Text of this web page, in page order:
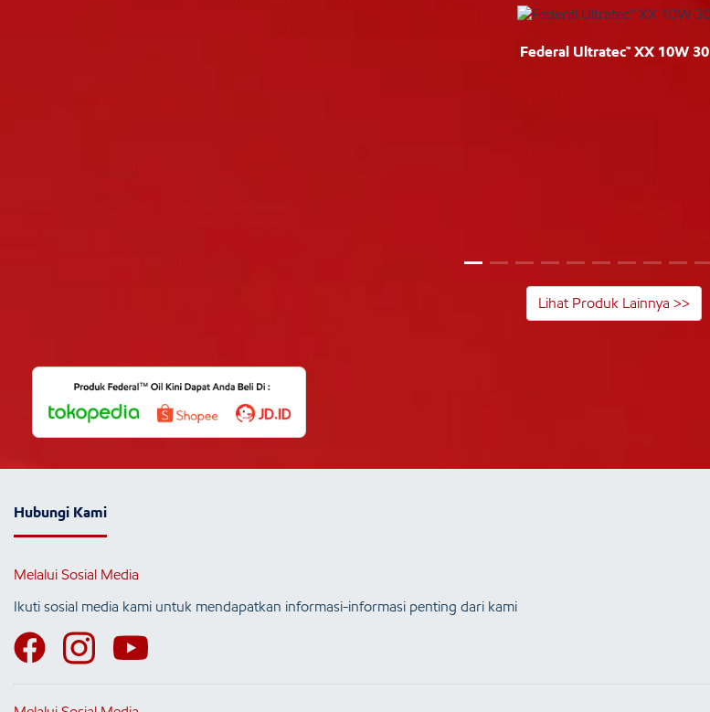
Federal Ultratec™ XX 10W 30
Lihat Produk Lainnya >>
Hubungi Kami
Melalui Sosial Media
Ikuti sosial media kami untuk mendapatkan informasi-informasi penting dari kami